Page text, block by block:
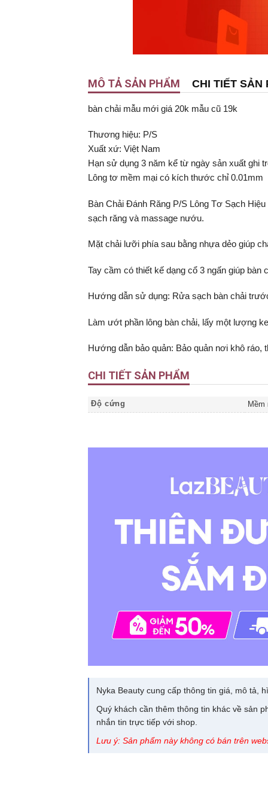
MÔ TẢ SẢN PHẨM CHI TIẾT SẢN
bàn chải mẫu mới giá 20k mẫu cũ 19k
Thương hiệu: P/S
Xuất xứ: Việt Nam
Hạn sử dụng 3 năm kể từ ngày sản xuất ghi
Lông tơ mềm mại có kích thước chỉ 0.01mm
Bàn Chải Đánh Răng P/S Lông Tơ Sạch
sạch răng và massage nướu.
Mặt chải lưỡi phía sau bằng nhựa dẻo giúp
Tay cầm có thiết kế dạng cổ 3 ngấn giúp
Hướng dẫn sử dụng: Rửa sạch bàn chải
Làm ướt phần lông bàn chải, lấy một lượng
Hướng dẫn bảo quản: Bảo quản nơi khô ráo,
CHI TIẾT SẢN PHẨM
Độ cứng Mềm
Nyka Beauty cung cấp thông tin giá, mô tả,
Quý khách cần thêm thông tin khác về sản
nhắn tin trực tiếp với shop.
Lưu ý: Sản phẩm này không có bán trên